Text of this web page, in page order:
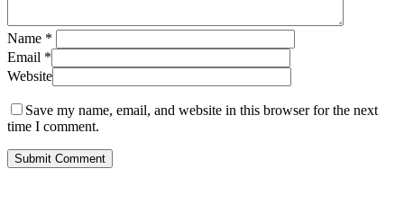
Name *
Email *
Website
Save my name, email, and website in this browser for the next
time I comment.